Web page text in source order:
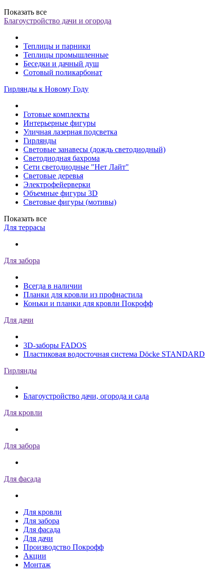
Показать все
Благоустройство дачи и огорода
Теплицы и парники
Теплицы промышленные
Беседки и дачный душ
Сотовый поликарбонат
Гирлянды к Новому Году
Готовые комплекты
Интерьерные фигуры
Уличная лазерная подсветка
Гирлянды
Световые занавесы (дождь светодиодный)
Светодиодная бахрома
Сети светодиодные "Нет Лайт"
Световые деревья
Электрофейерверки
Объемные фигуры 3D
Световые фигуры (мотивы)
Показать все
Для террасы
Для забора
Всегда в наличии
Планки для кровли из профнастила
Коньки и планки для кровли Покрофф
Для дачи
3D-заборы FADOS
Пластиковая водосточная система Döcke STANDARD
Гирлянды
Благоустройство дачи, огорода и сада
Для кровли
Для забора
Для фасада
Для кровли
Для забора
Для фасада
Для дачи
Производство Покрофф
Акции
Монтаж